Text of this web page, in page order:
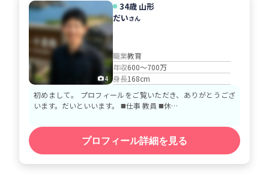
4
34歳 山形
だいさん
職業教育
年収600～700万
身長168cm
初めまして。 プロフィールをご覧いただき、ありがとうござ
います。だいといいます。 ◼️仕事 教員 ◼️休…
プロフィール詳細を見る